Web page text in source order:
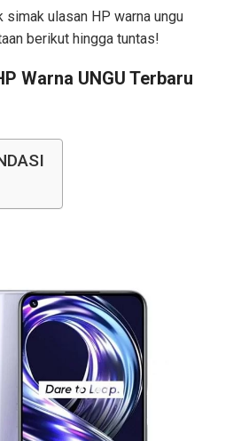
simak ulasan HP warna ungu
berikut hingga tuntas!
Warna UNGU Terbaru